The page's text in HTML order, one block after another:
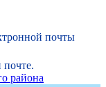
почты
почте.
района